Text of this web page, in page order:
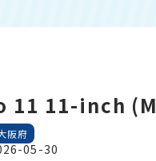
11 11-inch
阪府
05-30